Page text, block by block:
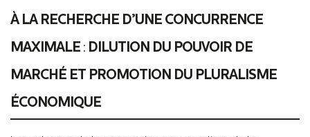
À LA RECHERCHE D’UNE CONCURRENCE
MAXIMALE : DILUTION DU POUVOIR DE
MARCHÉ ET PROMOTION DU PLURALISME
ÉCONOMIQUE